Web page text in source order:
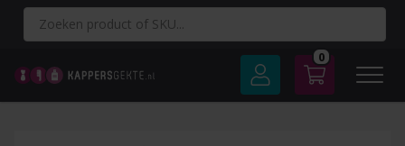
Spring
0